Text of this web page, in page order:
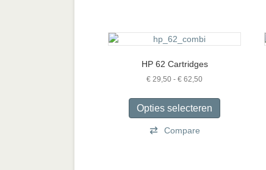
HP 62 Cartridges
€ 29,50 - € 62,50Prijsklasse:
tot
€ 62,50
Opties selecteren
heeft
Compare